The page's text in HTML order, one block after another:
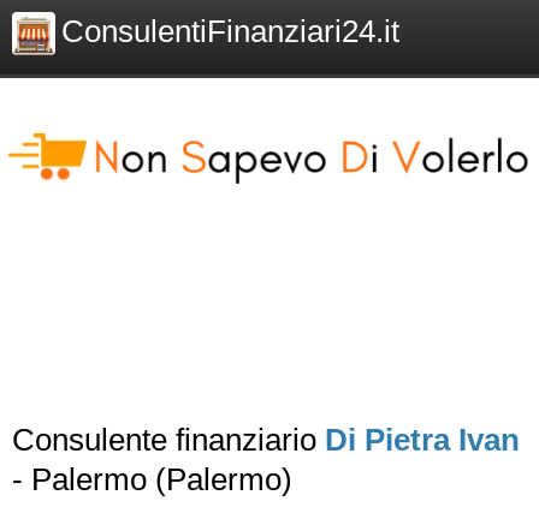
ConsulentiFinanziari24.it
Consulente finanziario Di Pietra Ivan
- Palermo (Palermo)